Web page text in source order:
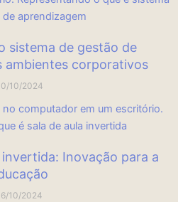
sistema de gestão de
ambientes corporativos
10/2024
invertida: Inovação para a
10/2024